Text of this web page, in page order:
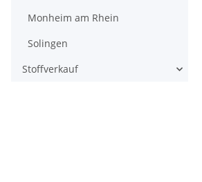
Monheim am Rhein
Solingen
Stoffverkauf